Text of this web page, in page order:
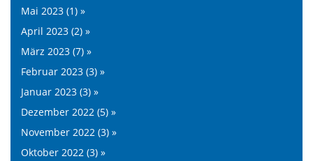
Mai 2023 (1) »
April 2023 (2) »
März 2023 (7) »
Februar 2023 (3) »
Januar 2023 (3) »
Dezember 2022 (5) »
November 2022 (3) »
Oktober 2022 (3) »